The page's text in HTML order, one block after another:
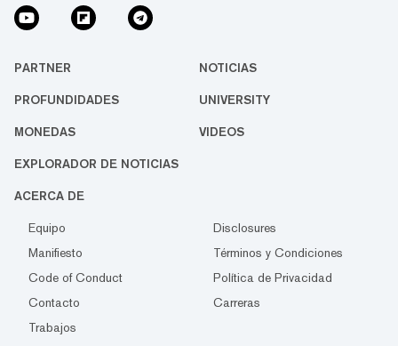
PARTNER NOTICIAS
PROFUNDIDADES UNIVERSITY
MONEDAS VIDEOS
EXPLORADOR DE NOTICIAS
ACERCA DE
Equipo
Disclosures
Manifiesto
Términos y Condiciones
Code of Conduct
Política de Privacidad
Contacto
Carreras
Trabajos